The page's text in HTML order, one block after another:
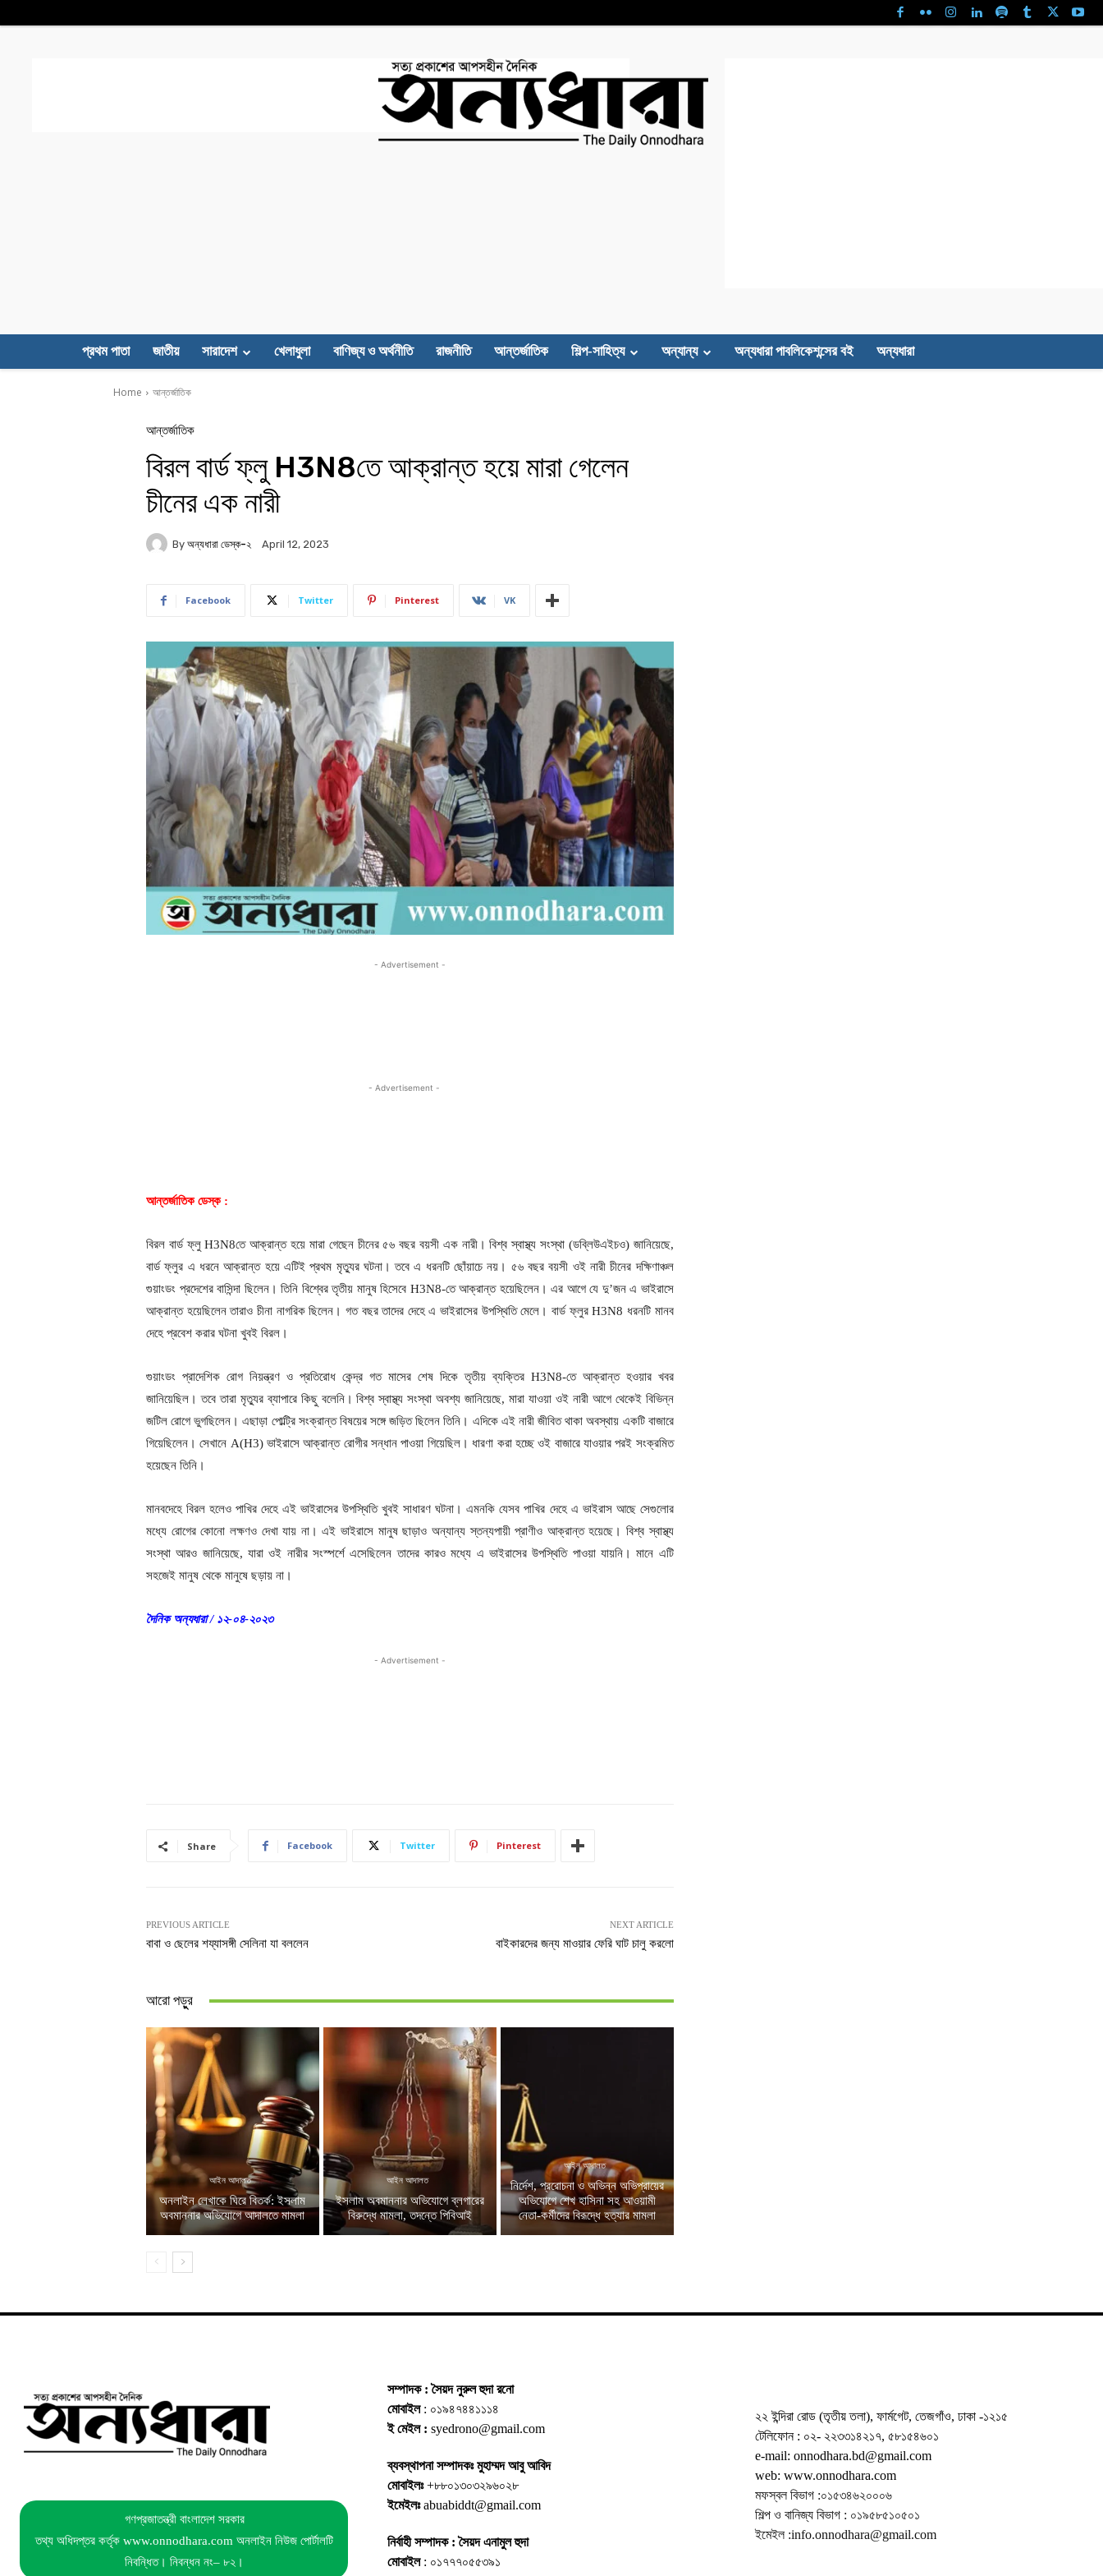
প্রথম পাতা জাতীয় সারাদেশ খেলাধুলা বাণিজ্য ও অর্থনীতি রাজনীতি আন্তর্জাতিক শিল্প-সাহিত্য অন্যান্য অন্যধারা পাবলিকেশন্সের বই অন্যধারা
Home আন্তর্জাতিক
আন্তর্জাতিক
বিরল বার্ড ফ্লু H3N8তে আক্রান্ত হয়ে মারা গেলেন
চীনের এক নারী
By অন্যধারা ডেস্ক-২ April 12, 2023
Facebook Twitter Pinterest VK
- Advertisement -
- Advertisement -
আন্তর্জাতিক ডেস্ক :
বিরল বার্ড ফ্লু H3N8তে আক্রান্ত হয়ে মারা গেছেন চীনের ৫৬ বছর বয়সী এক নারী। বিশ্ব স্বাস্থ্য সংস্থা (ডব্লিউএইচও) জানিয়েছে,
বার্ড ফ্লুর এ ধরনে আক্রান্ত হয়ে এটিই প্রথম মৃত্যুর ঘটনা। তবে এ ধরনটি ছোঁয়াচে নয়। ৫৬ বছর বয়সী ওই নারী চীনের দক্ষিণাঞ্চল
গুয়াংডং প্রদেশের বাসিন্দা ছিলেন। তিনি বিশ্বের তৃতীয় মানুষ হিসেবে H3N8-তে আক্রান্ত হয়েছিলেন। এর আগে যে দু’জন এ ভাইরাসে
আক্রান্ত হয়েছিলেন তারাও চীনা নাগরিক ছিলেন। গত বছর তাদের দেহে এ ভাইরাসের উপস্থিতি মেলে। বার্ড ফ্লুর H3N8 ধরনটি মানব
দেহে প্রবেশ করার ঘটনা খুবই বিরল।
গুয়াংডং প্রাদেশিক রোগ নিয়ন্ত্রণ ও প্রতিরোধ কেন্দ্র গত মাসের শেষ দিকে তৃতীয় ব্যক্তির H3N8-তে আক্রান্ত হওয়ার খবর
জানিয়েছিল। তবে তারা মৃত্যুর ব্যাপারে কিছু বলেনি। বিশ্ব স্বাস্থ্য সংস্থা অবশ্য জানিয়েছে, মারা যাওয়া ওই নারী আগে থেকেই বিভিন্ন
জটিল রোগে ভুগছিলেন। এছাড়া পোল্ট্রি সংক্রান্ত বিষয়ের সঙ্গে জড়িত ছিলেন তিনি। এদিকে এই নারী জীবিত থাকা অবস্থায় একটি বাজারে
গিয়েছিলেন। সেখানে A(H3) ভাইরাসে আক্রান্ত রোগীর সন্ধান পাওয়া গিয়েছিল। ধারণা করা হচ্ছে ওই বাজারে যাওয়ার পরই সংক্রমিত
হয়েছেন তিনি।
মানবদেহে বিরল হলেও পাখির দেহে এই ভাইরাসের উপস্থিতি খুবই সাধারণ ঘটনা। এমনকি যেসব পাখির দেহে এ ভাইরাস আছে সেগুলোর
মধ্যে রোগের কোনো লক্ষণও দেখা যায় না। এই ভাইরাসে মানুষ ছাড়াও অন্যান্য স্তন্যপায়ী প্রাণীও আক্রান্ত হয়েছে। বিশ্ব স্বাস্থ্য
সংস্থা আরও জানিয়েছে, যারা ওই নারীর সংস্পর্শে এসেছিলেন তাদের কারও মধ্যে এ ভাইরাসের উপস্থিতি পাওয়া যায়নি। মানে এটি
সহজেই মানুষ থেকে মানুষে ছড়ায় না।
দৈনিক অন্যধারা / ১২-০৪-২০২৩
- Advertisement -
Share Facebook Twitter Pinterest
PREVIOUS ARTICLE
বাবা ও ছেলের শয্যাসঙ্গী সেলিনা যা বললেন
NEXT ARTICLE
বাইকারদের জন্য মাওয়ার ফেরি ঘাট চালু করলো
আরো পড়ুুর
আইন আদালত
অনলাইন লেখাকে ঘিরে বিতর্ক: ইসলাম
অবমাননার অভিযোগে আদালতে মামলা
আইন আদালত
ইসলাম অবমাননার অভিযোগে ব্লগারের
বিরুদ্ধে মামলা, তদন্তে পিবিআই
আইন আদালত
নির্দেশ, প্ররোচনা ও অভিন্ন অভিপ্রায়ের
অভিযোগে শেখ হাসিনা সহ আওয়ামী
নেতা-কর্মীদের বিরূদ্ধে হত্যার মামলা
গণপ্রজাতন্ত্রী বাংলাদেশ সরকার
তথ্য অধিদপ্তর কর্তৃক www.onnodhara.com অনলাইন নিউজ পোর্টালটি
নিবন্ধিত। নিবন্ধন নং– ৮২।
সম্পাদক : সৈয়দ নুরুল হুদা রনো
মোবাইল: ০১৯৪৭৪৪১১১৪
ই মেইল : syedrono@gmail.com
ব্যবস্থাপনা সম্পাদকঃ মুহাম্মদ আবু আবিদ
মোবাইলঃ+৮৮০১৩০৩২৯৬০২৮
ইমেইলঃabuabiddt@gmail.com
নির্বাহী সম্পাদক : সৈয়দ এনামুল হুদা
মোবাইল: ০১৭৭৭০৫৫৩৯১
২২ ইন্দিরা রোড (তৃতীয় তলা), ফার্মগেট, তেজগাঁও, ঢাকা -১২১৫
টেলিফোন : ০২- ২২৩৩১৪২১৭, ৫৮১৫৪৬০১
e-mail: onnodhara.bd@gmail.com
web: www.onnodhara.com
মফস্বল বিভাগ :০১৫৩৪৬২০০০৬
শিল্প ও বানিজ্য বিভাগ : ০১৯৫৮৫১০৫০১
ইমেইল :info.onnodhara@gmail.com